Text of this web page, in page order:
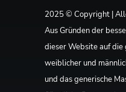
2025 © Copyright |
Aus Gründen der
dieser Website auf
weiblicher und
und das generische